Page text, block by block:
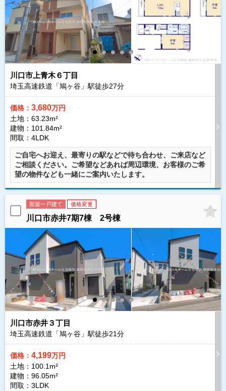
川口市上青木６丁目
埼玉高速鉄道「鳩ヶ谷」駅徒歩27分
価格： 3,680万円
土地：63.23m²
建物：101.84m²
間取：4LDK
ご自宅へお迎え、最寄りの駅などで待ち合わせ、ご来店など
ご相談ください。ご希望などあれば周辺環境、お客様のご希
望の物件なども一緒にご案内いたします。
新築一戸建て 価格変更
川口市赤井7期7棟 2号棟
川口市赤井３丁目
埼玉高速鉄道「鳩ヶ谷」駅徒歩21分
価格： 4,199万円
土地：100.1m²
建物：96.05m²
間取：3LDK